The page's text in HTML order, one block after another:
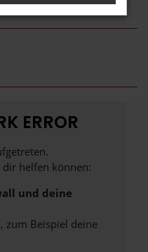
ERROR
helfen können:
und deine
zum Beispiel deine